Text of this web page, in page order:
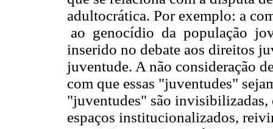
adultocrática. Por exemplo: a
ao genocídio da população
inserido no debate aos direitos
juventude. A não consideração
com que essas "juventudes"
"juventudes" são invisibilizadas,
espaços institucionalizados,